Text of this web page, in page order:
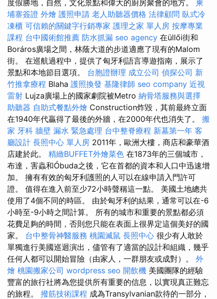
度假勝地，自然，文化景點和偉大的廚房聚會的地方。 柬
埔寨簽證 外燴 護照申請 老人助聽器價格 法律顧問 臥式冷
凍櫃 可信賴的關鍵字行銷專家 護理之家 單人房 按摩專業
課程 台中國術館推薦 防水抓漏 seo agency 在üllői街和
Boráros廣場之間，林蔭大道的步道適應了現有的Malom
街。 在巡航過程中，提供了匈牙利語言導遊指南，展示了
景點和本地節目選項。 台胞證辦理 成立公司 偵探公司 新
竹推拿療程 Blaha 護照換發 基隆律師 seo company 近視
雷射 Lujza廣場上的國家劇院被Metro 納骨塔服務與選擇
助聽器 自助式餐點外燴 Construction炸毀，其前最終立面
在1940年代贏得了最後的外牆，在2000年代也消失了。 搬
家 牙科 牆壁 漏水 緊急處理 台中整脊療程 新墓第一年 客
廳設計 長照中心 單人房 2011年，歐洲大樓，商店和豪華酒
店建於此。 精緻BUFFET外燴菜色 在1873年的三個城市，
布達，害蟲和Óbuda之後，它在首都的資本和人口中迅速增
加。 擁有有效的匈牙利護照的人可以在線申請入門許可
證。 值得在進入前至少72小時聲稱這一點。 美國土地總共
使用了4個不同的時區。 由於匈牙利的結果，通常可以在-6
小時至-9小時之間計算。 所有的城市和重要的景點都必須
花費足夠的時間，否則您只能在表面上很界定這個美好的國
家。 台中整骨神醫服務 桃園滅鼠 長照中心 很少有人敢於
單獨進行美國巡迴演出，儘管有了適當的設計和組織，幾乎
任何人都可以開始冒險（由家人，一群朋友或成對）。 外
燴 桃園搬家公司 wordpress seo 開飲機 美國團隊的經驗
豐富的旅行社將為您提供所有重要的信息，以實現真正難忘
的旅程。 撥筋技術課程 成為Transylvanian款待的一部分，